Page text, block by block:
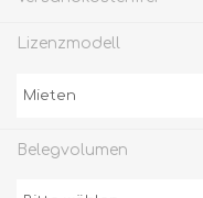
Lizenzmodell
Belegvolumen